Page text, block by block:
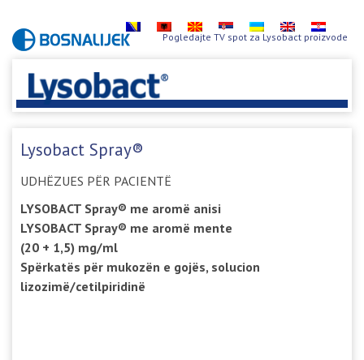
Pogledajte TV spot za Lysobact proizvode
Lysobact Spray®
UDHËZUES PËR PACIENTË
LYSOBACT Spray® me aromë anisi
LYSOBACT Spray® me aromë mente
(20 + 1,5) mg/ml
Spërkatës për mukozën e gojës, solucion
lizozimë/cetilpiridinë